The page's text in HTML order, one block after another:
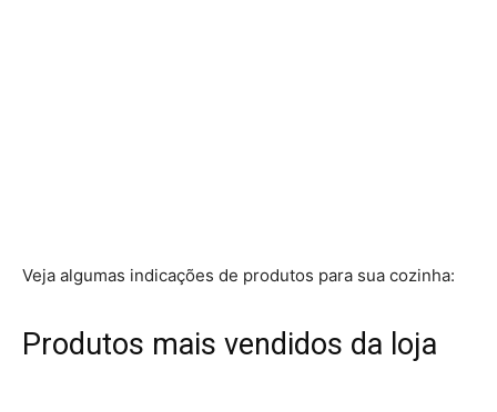
Veja algumas indicações de produtos para sua cozinha:
Produtos mais vendidos da loja